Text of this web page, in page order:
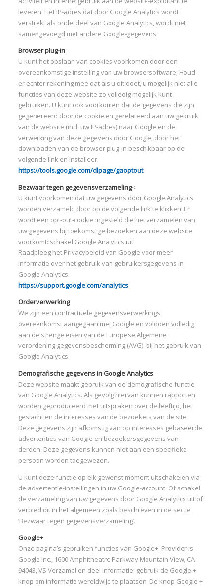
leveren. Het IP-adres dat door Google Analytics wordt
verstrekt als onderdeel van Google Analytics, wordt niet
samengevoegd met andere Google-gegevens.
Browser plug-in
U kunt het opslaan van cookies voorkomen door een
overeenkomstige instelling van uw browsersoftware; Houd
er echter rekening mee dat als u dit doet, u mogelijk niet alle
functies van deze website zo volledig mogelijk kunt
gebruiken. U kunt ook voorkomen dat de gegevens die zijn
gegenereerd door de cookie en gerelateerd aan uw gebruik
van de website (incl. uw IP-adres) naar Google en de
verwerking van deze gegevens door Google, door het
downloaden van de browser plug-in beschikbaar op de
volgende link en installeer:
https://tools.google.com/dlpage/gaoptout
Bezwaar tegen gegevensverzameling<
U kunt voorkomen dat uw gegevens door Google Analytics
worden verzameld door op de volgende link te klikken. Er
wordt een opt-out-cookie ingesteld die het verzamelen van
uw gegevens bij toekomstige bezoeken aan deze website
voorkomt: schakel Google Analytics uit
Raadpleeg het Privacybeleid van Google voor meer
informatie over het gebruik van gebruikersgegevens in
Google Analytics:
https://support.google.com/analytics
Orderverwerking
We zijn een contractuele gegevensverwerkings
overeenkomst aangegaan met Google en voldoen volledig
aan de strenge eisen van de Europese Algemene
verordening gegevensbescherming (AVG) bij het gebruik van
Google Analytics.
Demografische gegevens in Google Analytics
Deze website maakt gebruik van de demografische functie
van Google Analytics. Als gevolg hiervan kunnen rapporten
worden geproduceerd met uitspraken over de leeftijd, het
geslacht en de interesses van de bezoekers van de site.
Deze gegevens zijn afkomstig van op interesses gebaseerde
advertenties van Google en bezoekersgegevens van
derden. Deze gegevens kunnen niet aan een specifieke
persoon worden toegewezen.
U kunt deze functie op elk gewenst moment uitschakelen via
de advertentie-instellingen in uw Google-account. Of schakel
de verzameling van uw gegevens door Google Analytics uit of
verbied dit in het algemeen zoals beschreven in de sectie
‘Bezwaar tegen gegevensverzameling’.
Google+
Onze pagina’s gebruiken functies van Google+. Provider is
Google Inc., 1600 Amphitheatre Parkway Mountain View, CA
94043, VS.Verzamel en deel informatie: gebruik de Google +
knop om informatie wereldwijd te plaatsen. De knop Google +